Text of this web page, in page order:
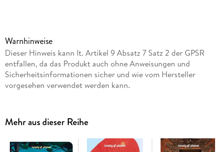
Warnhinweise
Dieser Hinweis kann lt. Artikel 9 Absatz 7 Satz 2 der GPSR
entfallen, da das Produkt auch ohne Anweisungen und
Sicherheitsinformationen sicher und wie vom Hersteller
vorgesehen verwendet werden kann.
Mehr aus dieser Reihe